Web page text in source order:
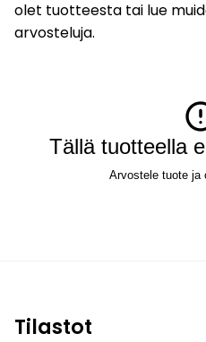
olet tuotteesta tai lue
arvosteluja.
Tällä tuotteella
Arvostele tuote ja
Tilastot